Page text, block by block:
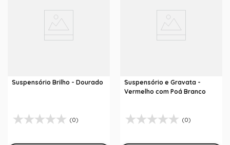
Suspensório Brilho - Dourado
(0)
Suspensório e Gravata -
Vermelho com Poá Branco
(0)